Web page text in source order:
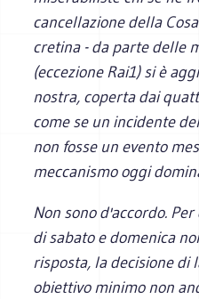
cancellazione della
cretina - da parte delle
(eccezione Rai1) si è
nostra, coperta dai
come se un incidente
non fosse un evento
meccanismo oggi
Non sono d'accordo.
di sabato e domenica
risposta, la decisione di
obiettivo minimo non